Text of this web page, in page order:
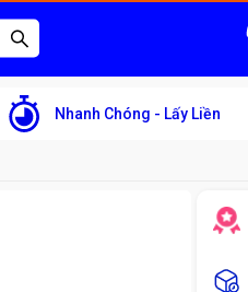
Nhanh Chóng - Lấy Liền